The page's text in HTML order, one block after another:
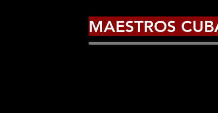
MAESTROS